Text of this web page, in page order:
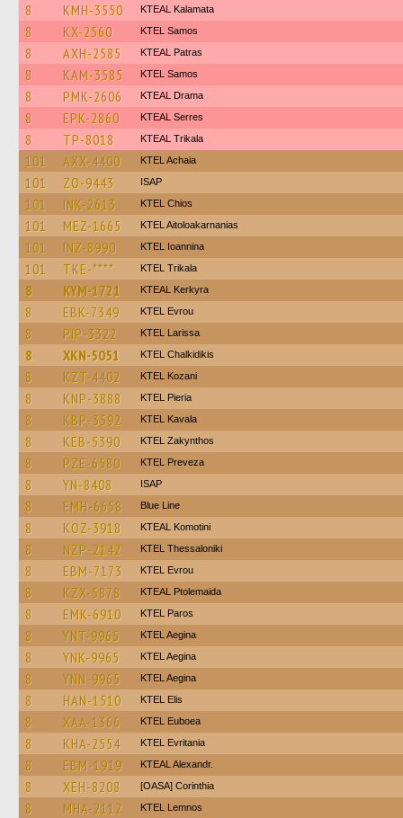
8 KMH-3550 KTEAL Kalamata
8 KX-2560 KTEL Samos
8 AXH-2585 KTEAL Patras
8 KAM-3585 KTEL Samos
8 PMK-2606 KTEAL Drama
8 EPK-2860 KTEAL Serres
8 TP-8018 KTEAL Trikala
101 AXX-4400 KTEL Achaia
101 ZO-9443 ISAP
101 INK-2613 KTEL Chios
101 MEZ-1665 KTEL Aitoloakarnanias
101 INZ-8990 KTEL Ioannina
101 TKE-**** ΚΤΕL Τrikala
8 KYM-1721 KTEAL Kerkyra
8 EBK-7349 KTEL Evrou
8 PIP-3322 KTEL Larissa
8 XKN-5051 ΚΤΕL Chalkidikis
8 KZT-4402 ΚΤΕL Kozani
8 KNP-3888 KTEL Pieria
8 KBP-3592 KTEL Kavala
8 KEB-5390 KTEL Zakynthos
8 PZE-6580 KTEL Preveza
8 YN-8408 ISAP
8 EMH-6658 Blue Line
8 KOZ-3918 KTEAL Komotini
8 NZP-2142 KTEL Thessaloniki
8 EBM-7173 KTEL Evrou
8 KZX-5878 KTEAL Ptolemaida
8 EMK-6910 KTEL Paros
8 YNT-9965 KTEL Aegina
8 YNK-9965 KTEL Aegina
8 YNN-9965 KTEL Aegina
8 HAN-1510 KTEL Elis
8 XAA-1366 ΚΤΕL Euboea
8 KHA-2554 ΚΤΕL Evritania
8 EBM-1919 KTEAL Alexandr.
8 XEH-8208 [OASA] Corinthia
8 MHA-2112 KTEL Lemnos